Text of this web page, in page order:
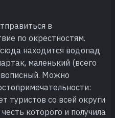
в
по окрестностям.
находится водопад
маленький (всего
Можно
туристов со всей округи
которого и получила